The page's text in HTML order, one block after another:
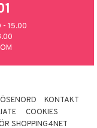
- 15.00
KONTAKT
COOKIES
SHOPPING4NET